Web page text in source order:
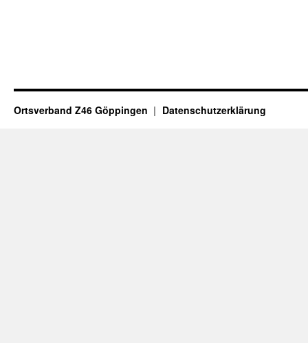
Ortsverband Z46 Göppingen Datenschutzerklärung